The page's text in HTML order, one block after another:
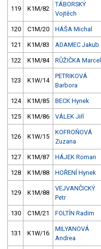
119 K1M/82
TÁBORSKÝ
Vojtěch
120 C1M/20 HÁŠA Michal
121 K1M/83 ADAMEC Jakub
122 K1M/84 RŮŽIČKA Marcel
123 K1W/14
PETRIKOVÁ
Barbora
124 K1M/85 BECK Hynek
125 K1M/86 VÁLEK Jiří
126 K1W/15
KOFROŇOVÁ
Zuzana
127 K1M/87 HÁJEK Roman
128 K1M/88 HOŘENÍ Hynek
129 K1M/88
VEJVANČICKÝ
Petr
130 C1M/21 FOLTÍN Radim
131 K1W/16
MILYANOVÁ
Andrea